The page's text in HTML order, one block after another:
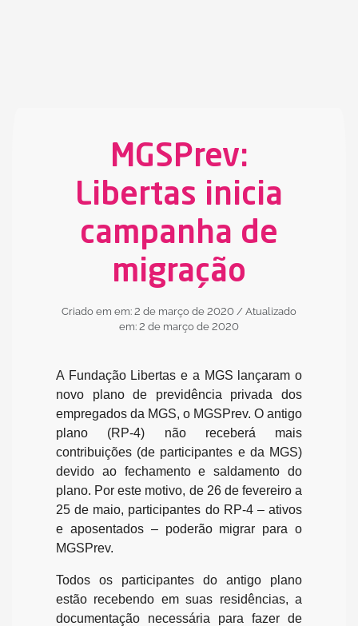
MGSPrev:
Libertas inicia
campanha de
migração
Criado em em: 2 de março de 2020 / Atualizado
em: 2 de março de 2020
A Fundação Libertas e a MGS lançaram o
novo plano de previdência privada dos
empregados da MGS, o MGSPrev. O antigo
plano (RP-4) não receberá mais
contribuições (de participantes e da MGS)
devido ao fechamento e saldamento do
plano. Por este motivo, de 26 de fevereiro a
25 de maio, participantes do RP-4 – ativos
e aposentados – poderão migrar para o
MGSPrev.
Todos os participantes do antigo plano
estão recebendo em suas residências, a
documentação necessária para fazer de